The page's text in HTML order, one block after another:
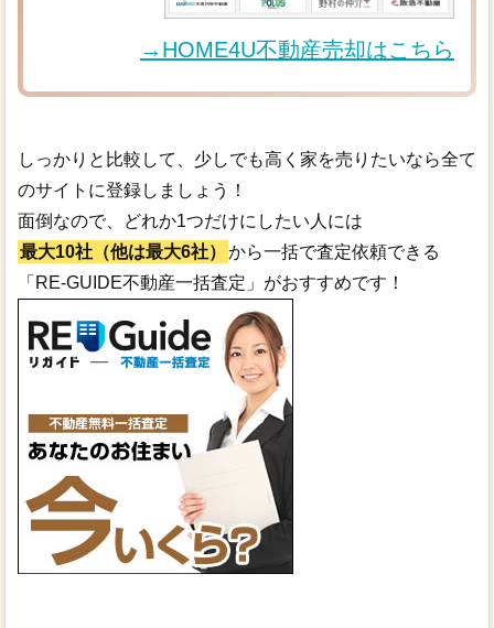
→HOME4U不動産売却はこちら
しっかりと比較して、少しでも高く家を売りたいなら全て
のサイトに登録しましょう！
面倒なので、どれか1つだけにしたい人には
最大10社（他は最大6社）
から一括で査定依頼できる
「RE-GUIDE不動産一括査定」がおすすめです！